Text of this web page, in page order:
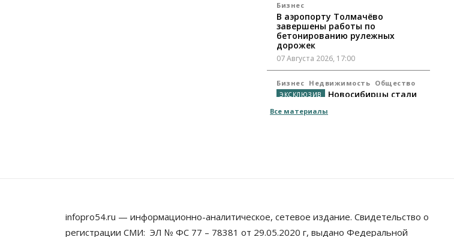
Бизнес
В аэропорту Толмачёво
завершены работы по
бетонированию рулежных
дорожек
07 Августа 2026, 17:00
Бизнес Недвижимость Общество
Новосибирцы стали
упрощенной схеме
Финансы
Расходы новосибирцев на спорт
Все материалы
infopro54.ru — информационно-аналитическое, сетевое издание. Свидетельство о
регистрации СМИ: ЭЛ № ФС 77 – 78381 от 29.05.2020 г, выдано Федеральной